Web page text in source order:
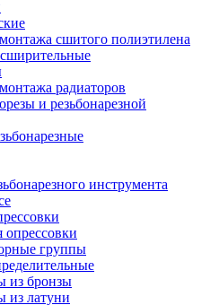
сшитого полиэтилена
радиаторов
и резьбонарезной
инструмента
опрессовки
группы
из бронзы
из латуни